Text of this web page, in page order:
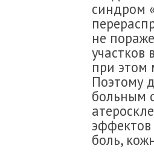
синдром
не
при этом
Поэтому
больным
боль,